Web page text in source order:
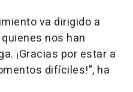
va dirigido a
nos han
¡Gracias por estar a
difíciles!", ha